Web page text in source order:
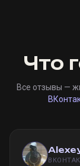
Что
Все отзывы —